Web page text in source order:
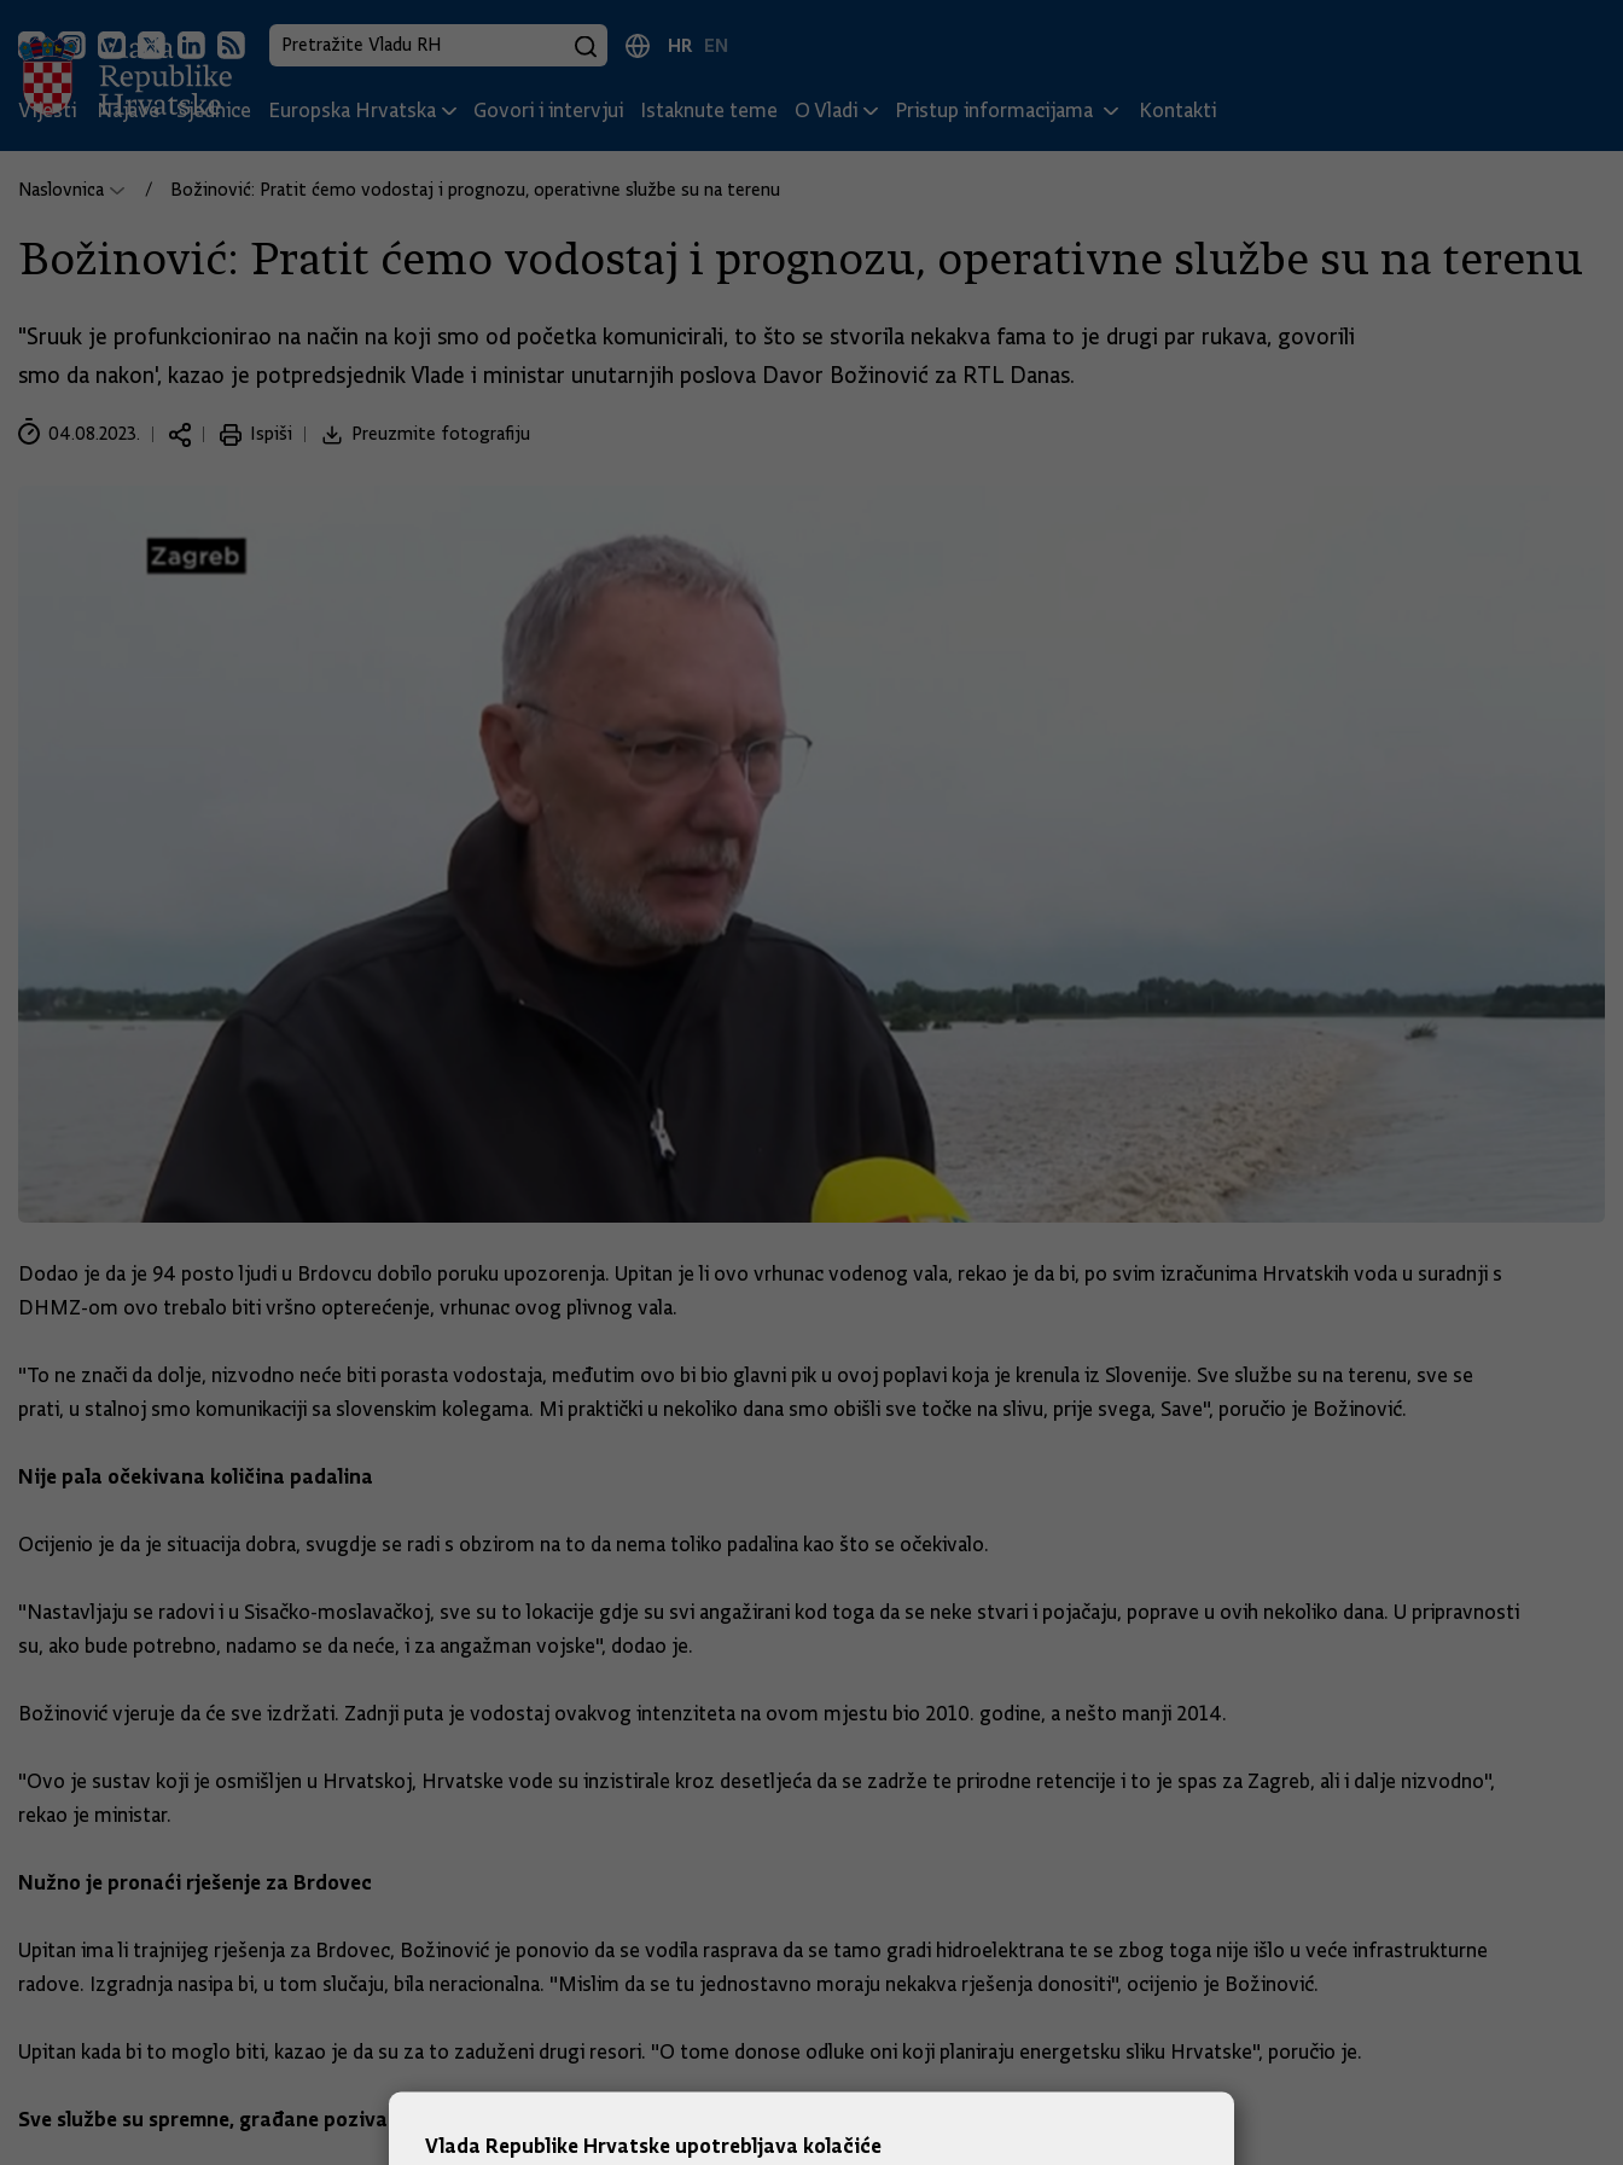
HR EN
Vijesti Najave Sjednice Europska Hrvatska Govori i intervjui Istaknute teme O Vladi Pristup informacijama Kontakti
Naslovnica Božinović: Pratit ćemo vodostaj i prognozu, operativne službe su na terenu
Božinović: Pratit ćemo vodostaj i prognozu, operativne službe su na terenu
"Sruuk je profunkcionirao na način na koji smo od početka komunicirali, to što se stvorila nekakva fama to je drugi par rukava, govorili
smo da nakon', kazao je potpredsjednik Vlade i ministar unutarnjih poslova Davor Božinović za RTL Danas.
04.08.2023. Ispiši Preuzmite fotografiju
Dodao je da je 94 posto ljudi u Brdovcu dobilo poruku upozorenja. Upitan je li ovo vrhunac vodenog vala, rekao je da bi, po svim izračunima Hrvatskih voda u suradnji s
DHMZ-om ovo trebalo biti vršno opterećenje, vrhunac ovog plivnog vala.
"To ne znači da dolje, nizvodno neće biti porasta vodostaja, međutim ovo bi bio glavni pik u ovoj poplavi koja je krenula iz Slovenije. Sve službe su na terenu, sve se
prati, u stalnoj smo komunikaciji sa slovenskim kolegama. Mi praktički u nekoliko dana smo obišli sve točke na slivu, prije svega, Save", poručio je Božinović.
Nije pala očekivana količina padalina
Ocijenio je da je situacija dobra, svugdje se radi s obzirom na to da nema toliko padalina kao što se očekivalo.
"Nastavljaju se radovi i u Sisačko-moslavačkoj, sve su to lokacije gdje su svi angažirani kod toga da se neke stvari i pojačaju, poprave u ovih nekoliko dana. U pripravnosti
su, ako bude potrebno, nadamo se da neće, i za angažman vojske", dodao je.
Božinović vjeruje da će sve izdržati. Zadnji puta je vodostaj ovakvog intenziteta na ovom mjestu bio 2010. godine, a nešto manji 2014.
"Ovo je sustav koji je osmišljen u Hrvatskoj, Hrvatske vode su inzistirale kroz desetljeća da se zadrže te prirodne retencije i to je spas za Zagreb, ali i dalje nizvodno",
rekao je ministar.
Nužno je pronaći rješenje za Brdovec
Upitan ima li trajnijeg rješenja za Brdovec, Božinović je ponovio da se vodila rasprava da se tamo gradi hidroelektrana te se zbog toga nije išlo u veće infrastrukturne
radove. Izgradnja nasipa bi, u tom slučaju, bila neracionalna. "Mislim da se tu jednostavno moraju nekakva rješenja donositi", ocijenio je Božinović.
Upitan kada bi to moglo biti, kazao je da su za to zaduženi drugi resori. "O tome donose odluke oni koji planiraju energetsku sliku Hrvatske", poručio je.
Sve službe su spremne, građane pozivamo da slušaju upozorenja i upute
Vlada Republike Hrvatske upotrebljava kolačiće